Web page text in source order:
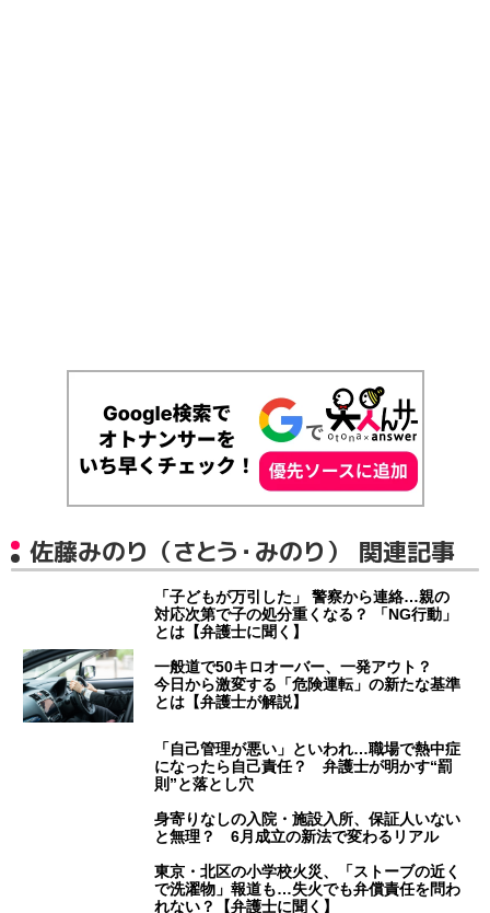
佐藤みのり（さとう・みのり） 関連記事
「子どもが万引した」 警察から連絡…親の
対応次第で子の処分重くなる？ 「NG行動」
とは【弁護士に聞く】
一般道で50キロオーバー、一発アウト？
今日から激変する「危険運転」の新たな基準
とは【弁護士が解説】
「自己管理が悪い」といわれ…職場で熱中症
になったら自己責任？ 弁護士が明かす“罰
則”と落とし穴
身寄りなしの入院・施設入所、保証人いない
と無理？ 6月成立の新法で変わるリアル
東京・北区の小学校火災、「ストーブの近く
で洗濯物」報道も…失火でも弁償責任を問わ
れない？【弁護士に聞く】